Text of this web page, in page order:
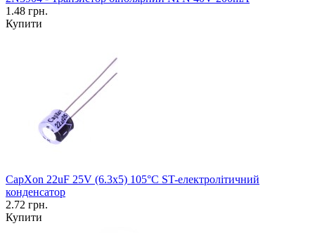
1.48 грн.
Купити
CapXon 22uF 25V (6.3x5) 105°C ST-електролітичний
конденсатор
2.72 грн.
Купити